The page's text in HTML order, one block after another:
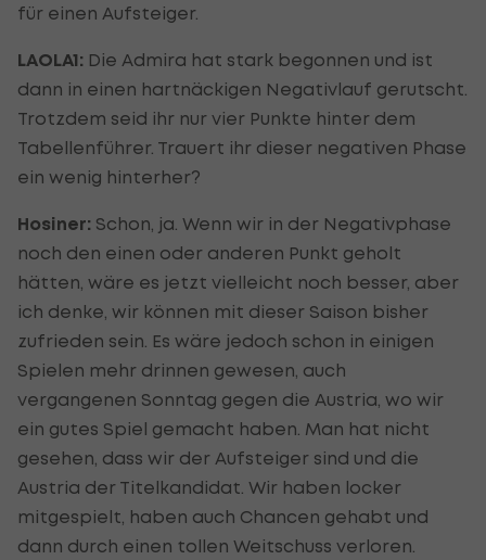
für einen Aufsteiger.
LAOLA1: Die Admira hat stark begonnen und ist
dann in einen hartnäckigen Negativlauf gerutscht.
Trotzdem seid ihr nur vier Punkte hinter dem
Tabellenführer. Trauert ihr dieser negativen Phase
ein wenig hinterher?
Hosiner: Schon, ja. Wenn wir in der Negativphase
noch den einen oder anderen Punkt geholt
hätten, wäre es jetzt vielleicht noch besser, aber
ich denke, wir können mit dieser Saison bisher
zufrieden sein. Es wäre jedoch schon in einigen
Spielen mehr drinnen gewesen, auch
vergangenen Sonntag gegen die Austria, wo wir
ein gutes Spiel gemacht haben. Man hat nicht
gesehen, dass wir der Aufsteiger sind und die
Austria der Titelkandidat. Wir haben locker
mitgespielt, haben auch Chancen gehabt und
dann durch einen tollen Weitschuss verloren.